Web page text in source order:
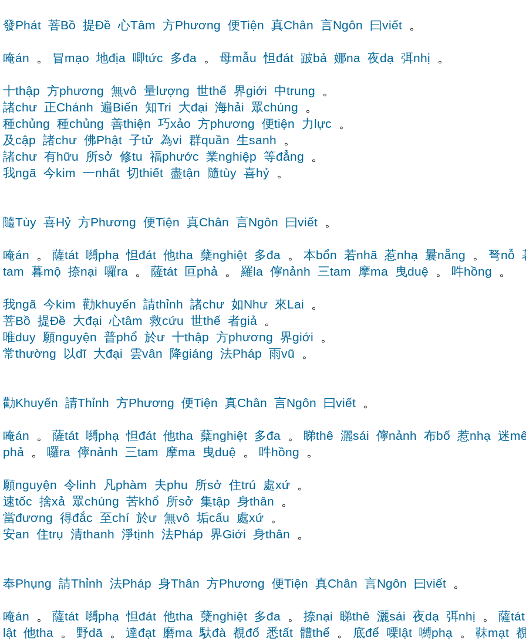
發Phát 菩Bồ 提Đề 心Tâm 方Phương 便Tiện 真Chân 言Ngôn 曰viết 。
唵án 。 冒mạo 地địa 唧tức 多đa 。 母mẫu 怛đát 跛bả 娜na 夜dạ 弭nhị 。
十thập 方phương 無vô 量lượng 世thế 界giới 中trung 。
諸chư 正Chánh 遍Biến 知Tri 大đại 海hải 眾chúng 。
種chủng 種chủng 善thiện 巧xảo 方phương 便tiện 力lực 。
及cập 諸chư 佛Phật 子tử 為vi 群quần 生sanh 。
諸chư 有hữu 所sở 修tu 福phước 業nghiệp 等đẳng 。
我ngã 今kim 一nhất 切thiết 盡tận 隨tùy 喜hỷ 。
隨Tùy 喜Hỷ 方Phương 便Tiện 真Chân 言Ngôn 曰viết 。
唵án 。 薩tát 嚩phạ 怛đát 他tha 蘖nghiệt 多đa 。 本bổn 若nhã 惹nhạ 曩nẵng 。 弩nỗ
tam 暮mộ 捺nại 囉ra 。 薩tát 叵phả 。 羅la 儜nảnh 三tam 摩ma 曳duệ 。 吽hồng 。
我ngã 今kim 勸khuyến 請thỉnh 諸chư 如Như 來Lai 。
菩Bồ 提Đề 大đại 心tâm 救cứu 世thế 者giả 。
唯duy 願nguyện 普phổ 於ư 十thập 方phương 界giới 。
常thường
以dĩ 大đại 雲vân 降giáng 法Pháp 雨vũ 。
勸Khuyến 請Thỉnh 方Phương 便Tiện 真Chân 言Ngôn 曰viết 。
唵án 。 薩tát 嚩phạ 怛đát 他tha 蘖nghiệt 多đa 。 睇thê 灑sái 儜nảnh 布bố 惹nhạ 迷
phả 。 囉ra 儜nảnh 三tam 摩ma 曳duệ 。 吽hồng 。
願nguyện 令linh 凡phàm 夫phu 所sở 住trú 處xứ 。
速tốc 捨xả 眾chúng 苦khổ 所sở 集tập 身thân 。
當đương 得đắc 至chí 於ư 無vô 垢cấu 處xứ 。
安an 住trụ 清thanh 淨tịnh 法Pháp 界Giới 身thân 。
奉Phụng 請Thỉnh 法Pháp 身Thân 方Phương 便Tiện 真Chân 言Ngôn 曰viết 。
唵án 。 薩tát 嚩phạ 怛đát 他tha 蘖nghiệt 多đa 。 捺nại 睇thê 灑sái 夜dạ 弭nhị 。 薩tát
lật 他tha 。 野dã 。 達đạt 磨ma 馱đà 覩đổ 悉tất 體thể 。 底để 㗚lật 嚩phạ 。 靺mạt